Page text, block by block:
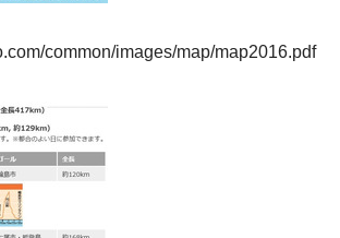
common/images/map/map2016.pdf